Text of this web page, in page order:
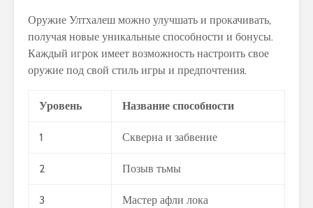
Оружие Ултхалеш можно улучшать и прокачивать,
получая новые уникальные способности и бонусы.
Каждый игрок имеет возможность настроить свое
оружие под свой стиль игры и предпочтения.
Уровень Название способности
1 Скверна и забвение
2 Позыв тьмы
3 Мастер афли лока